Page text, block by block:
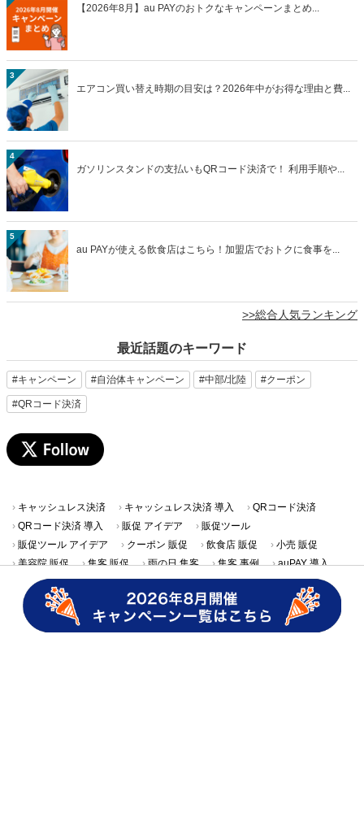
【2026年8月】au PAYのおトクなキャンペーンまとめ...
3
エアコン買い替え時期の目安は？2026年中がお得な理由と費...
4
ガソリンスタンドの支払いもQRコード決済で！ 利用手順や...
5
au PAYが使える飲食店はこちら！加盟店でおトクに食事を...
>>総合人気ランキング
最近話題のキーワード
#キャンペーン #自治体キャンペーン #中部/北陸 #クーポン
#QRコード決済
キャッシュレス決済 キャッシュレス決済 導入
QRコード決済
QRコード決済 導入
販促 アイデア
販促ツール
販促ツール アイデア
クーポン 販促 飲食店 販促
小売 販促
美容院 販促
集客 販促 雨の日 集客 集客 事例
auPAY 導入
マイナポイント
ネット支払い